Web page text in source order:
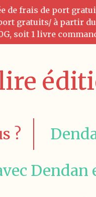
frais de port
gratuits/ à partir
soit 1 livre
?
Dendan